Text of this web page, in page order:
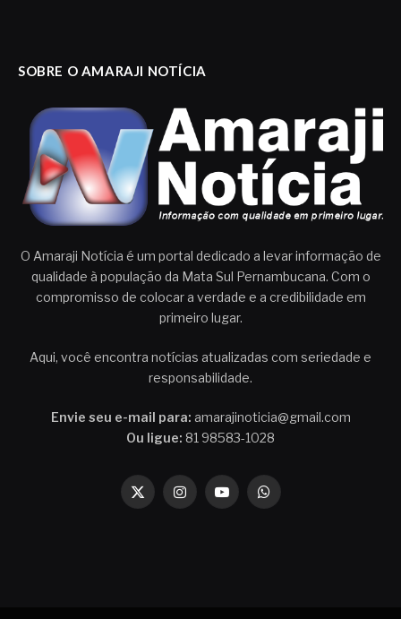
SOBRE O AMARAJI NOTÍCIA
O Amaraji Notícia é um portal dedicado a levar informação de
qualidade à população da Mata Sul Pernambucana. Com o
compromisso de colocar a verdade e a credibilidade em
primeiro lugar.
Aqui, você encontra notícias atualizadas com seriedade e
responsabilidade.
Envie seu e-mail para: amarajinoticia@gmail.com
Ou ligue: 81 98583-1028
X
InstagramYouTubeWhatsApp